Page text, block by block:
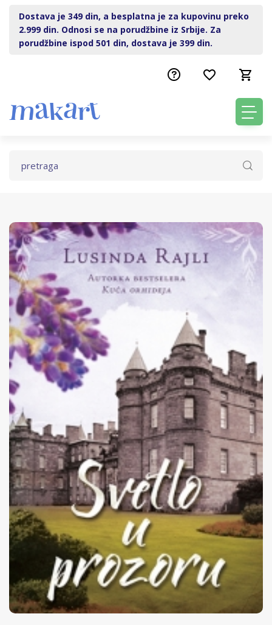
Dostava je 349 din, a besplatna je za kupovinu preko
2.999 din. Odnosi se na porudžbine iz Srbije. Za
porudžbine ispod 501 din, dostava je 399 din.